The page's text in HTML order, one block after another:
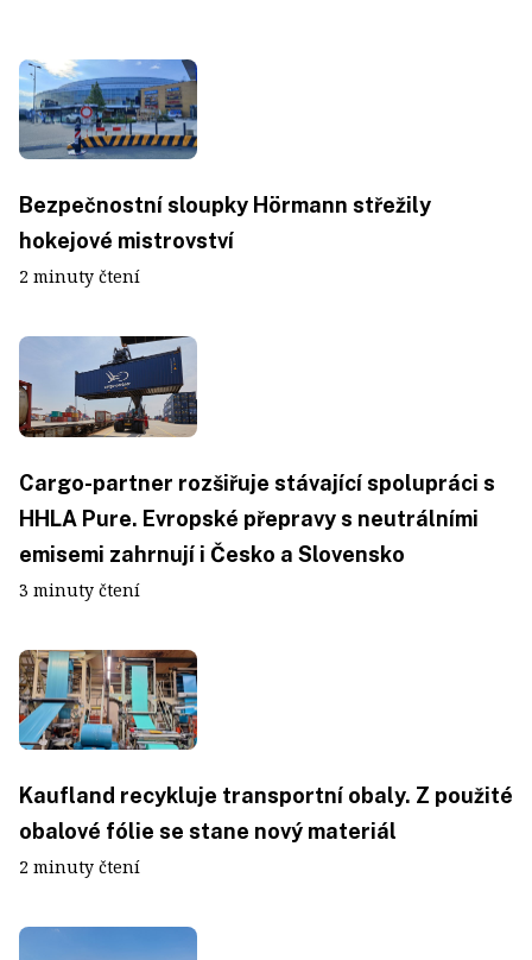
Bezpečnostní sloupky Hörmann střežily
hokejové mistrovství
2 minuty čtení
Cargo-partner rozšiřuje stávající spolupráci s
HHLA Pure. Evropské přepravy s neutrálními
emisemi zahrnují i Česko a Slovensko
3 minuty čtení
Kaufland recykluje transportní obaly. Z použité
obalové fólie se stane nový materiál
2 minuty čtení